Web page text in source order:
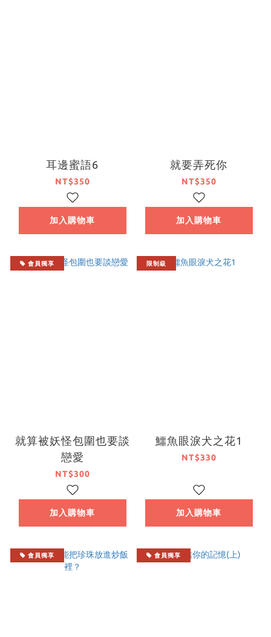
耳邊蜜語6
NT$350
加入購物車
就要弄死你
NT$350
加入購物車
會員獨享
就算被妖怪包圍也要談
戀愛
NT$300
加入購物車
限制級
鱷魚眼淚犬之花1
NT$330
加入購物車
會員獨享 會員獨享